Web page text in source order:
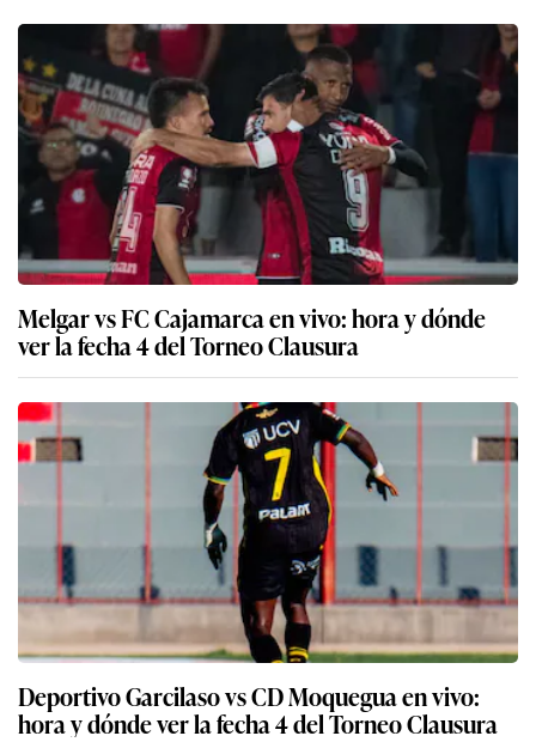
Melgar vs FC Cajamarca en vivo: hora y dónde
ver la fecha 4 del Torneo Clausura
Deportivo Garcilaso vs CD Moquegua en vivo:
hora y dónde ver la fecha 4 del Torneo Clausura